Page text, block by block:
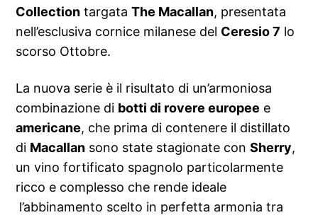
Collection targataThe Macallan, presentata
nell’esclusiva cornice milanese del Ceresio 7 lo
scorso Ottobre.
La nuova serie è il risultato di un’armoniosa
combinazione di botti di rovere europee e
americane, che prima di contenere il distillato
di Macallan sono state stagionate conSherry,
un vino fortificato spagnolo particolarmente
ricco e complesso che rende ideale
l’abbinamento scelto in perfetta armonia tra